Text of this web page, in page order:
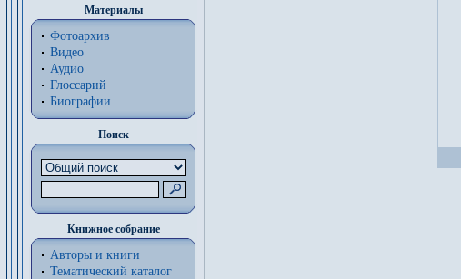
Материалы
Фотоархив
Видео
Аудио
Глоссарий
Биографии
Поиск
Книжное собрание
Авторы и книги
Тематический каталог